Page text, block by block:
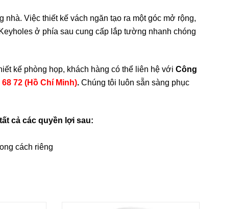
Việc thiết kế vách ngăn tạo ra một góc mở rộng,
ở phía sau cung cấp lắp tường nhanh chóng
kế phòng họp, khách hàng có thể liên hệ với Công
68 72 (Hồ Chí Minh). Chúng tôi luôn sẵn sàng phục
cả các quyền lợi sau:
cách riêng